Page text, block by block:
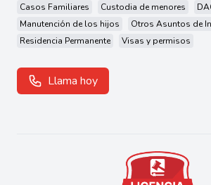
Casos Familiares Custodia de menores
Manutención de los hijos
Otros Asuntos de
Residencia Permanente
Visas y permisos
Llama hoy